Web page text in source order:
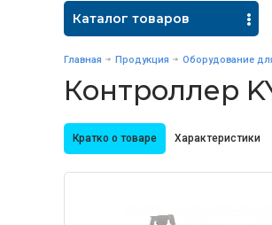
Каталог товаров
Главная Продукция Оборудование
Контроллер
Кратко о товаре Характеристики